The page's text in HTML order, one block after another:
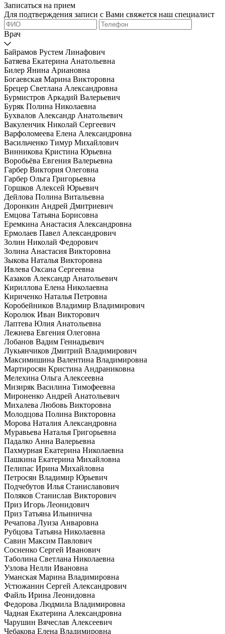
Записаться на прием
Для подтверждения записи с Вами свяжется наш специалист
Врач
Байрамов Рустем Линафович
Батяева Екатерина Анатольевна
Билер Янина Ариановна
Богаевская Марина Викторовна
Брецер Светлана Александровна
Бурмистров Аркадий Валерьевич
Буряк Полина Николаевна
Бухвалов Александр Анатольевич
Вакуленчик Николай Сергеевич
Варфоломеева Елена Александровна
Васильченко Тимур Михайлович
Винникова Кристина Юрьевна
Воробьёва Евгения Валерьевна
Гарбер Виктория Олеговна
Гарбер Ольга Григорьевна
Горшков Алексей Юрьевич
Дейлова Полина Витальевна
Доронкин Андрей Дмитриевич
Емцова Татьяна Борисовна
Еремкина Анастасия Александровна
Ермолаев Павел Александрович
Золин Николай Федорович
Золина Анастасия Викторовна
Зыкова Наталья Викторовна
Ивлева Оксана Сергеевна
Казаков Александр Анатольевич
Кириллова Елена Николаевна
Кириченко Наталья Петровна
Коробейников Владимир Владимирович
Королюк Иван Викторович
Лаптева Юлия Анатольевна
Лежнева Евгения Олеговна
Лобанов Вадим Геннадьевич
Лукьянчиков Дмитрий Владимирович
Максимишина Валентина Владимировна
Мартиросян Кристина Андраниковна
Мелехина Ольга Алексеевна
Мизиряк Василина Тимофеевна
Мироненко Андрей Анатольевич
Михалева Любовь Викторовна
Молодцова Полина Викторовна
Морова Наталия Александровна
Муравьева Наталья Григорьевна
Падалко Анна Валерьевна
Пахмурная Екатерина Николаевна
Пашкина Екатерина Михайловна
Пелипас Ирина Михайловна
Петросян Владимир Юрьевич
Подчебутов Илья Станиславович
Поляков Станислав Викторович
Приз Игорь Леонидович
Приз Татьяна Ильинична
Речапова Луиза Анваровна
Рубцова Татьяна Николаевна
Савин Максим Павлович
Сосненко Сергей Иванович
Таболина Светлана Николаевна
Узлова Нелли Ивановна
Уманская Марина Владимировна
Устюжанин Сергей Александрович
Файль Ирина Леонидовна
Федорова Людмила Владимировна
Чадная Екатерина Александровна
Чарушин Вячеслав Алексеевич
Чебакова Елена Владимировна